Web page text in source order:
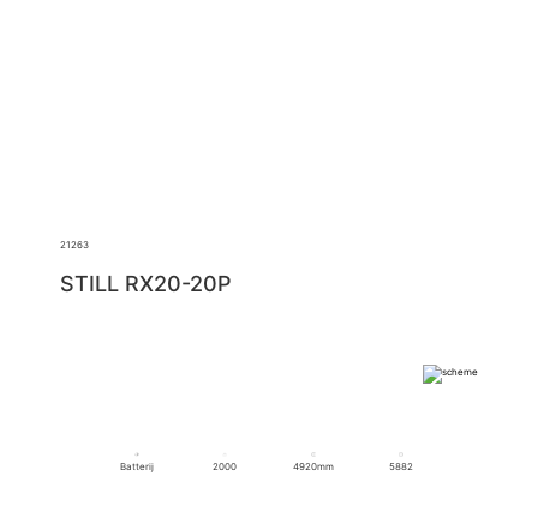
21263
STILL RX20-20P
Batterij 2000 4920mm 5882